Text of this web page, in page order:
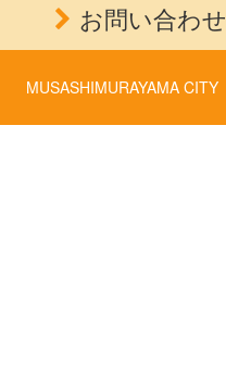
お問い合わせ
MUSASHIMURAYAMA CITY